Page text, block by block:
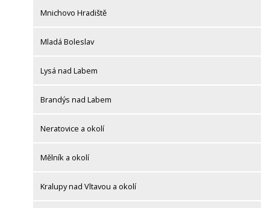
Mnichovo Hradiště
Mladá Boleslav
Lysá nad Labem
Brandýs nad Labem
Neratovice a okolí
Mělník a okolí
Kralupy nad Vltavou a okolí